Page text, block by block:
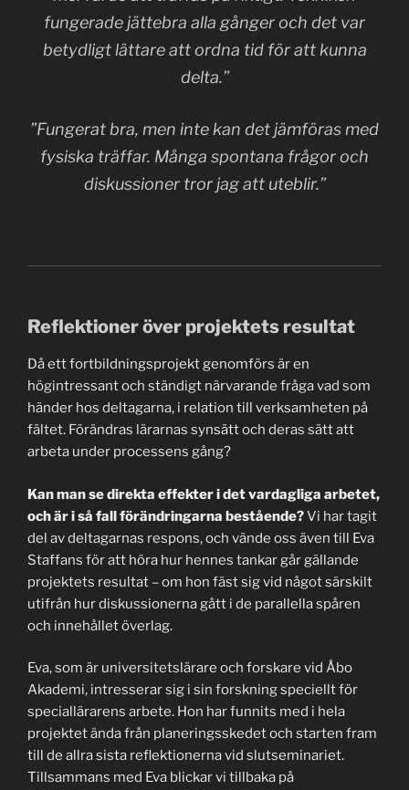
fungerade jättebra alla gånger och det var
betydligt lättare att ordna tid för att kunna
delta.”
”Fungerat bra, men inte kan det jämföras med
fysiska träffar. Många spontana frågor och
diskussioner tror jag att uteblir.”
Reflektioner över projektets resultat
Då ett fortbildningsprojekt genomförs är en
högintressant och ständigt närvarande fråga vad som
händer hos deltagarna, i relation till verksamheten på
fältet. Förändras lärarnas synsätt och deras sätt att
arbeta under processens gång?
Kan man se direkta effekter i det vardagliga arbetet,
och är i så fall förändringarna bestående?Vi har tagit
del av deltagarnas respons, och vände oss även till Eva
Staffans för att höra hur hennes tankar går gällande
projektets resultat – om hon fäst sig vid något särskilt
utifrån hur diskussionerna gått i de parallella spåren
och innehållet överlag.
Eva, som är universitetslärare och forskare vid Åbo
Akademi, intresserar sig i sin forskning speciellt för
speciallärarens arbete. Hon har funnits med i hela
projektet ända från planeringsskedet och starten fram
till de allra sista reflektionerna vid slutseminariet.
Tillsammans med Eva blickar vi tillbaka på